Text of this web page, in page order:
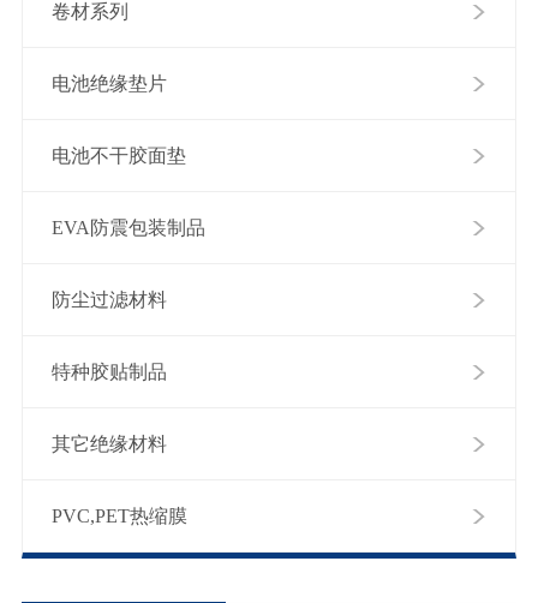
卷材系列
电池绝缘垫片
电池不干胶面垫
EVA防震包装制品
防尘过滤材料
特种胶贴制品
其它绝缘材料
PVC,PET热缩膜